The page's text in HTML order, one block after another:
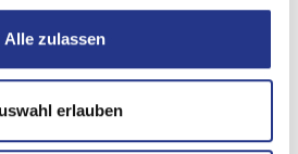
Alle zulassen
erlauben